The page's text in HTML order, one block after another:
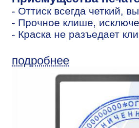
- Оттиск всегда четкий,
- Прочное клише,
- Краска не разъедает
подробнее